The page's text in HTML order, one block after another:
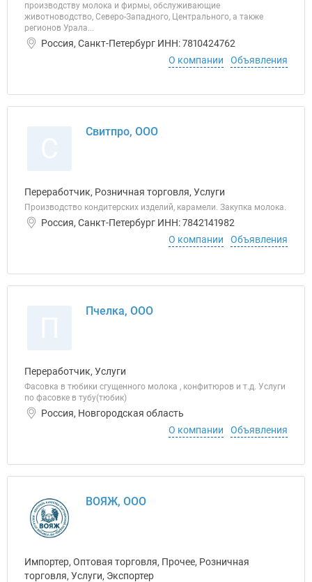
производству молока и фирмы, обслуживающие
животноводство, Северо-Западного, Центрального, а также
регионов Урала...
Россия, Санкт-Петербург ИНН: 7810424762
О компании
Объявления
Свитпро, ООО
Переработчик, Розничная торговля, Услуги
Производство кондитерских изделий, карамели. Закупка молока.
Россия, Санкт-Петербург ИНН: 7842141982
О компании
Объявления
Пчелка, ООО
Переработчик, Услуги
Фасовка в тюбики сгущенного молока , конфитюров и т.д. Услуги
по фасовке в тубу(тюбик)
Россия, Новгородская область
О компании
Объявления
ВОЯЖ, ООО
Импортер, Оптовая торговля, Прочее, Розничная
торговля, Услуги, Экспортер